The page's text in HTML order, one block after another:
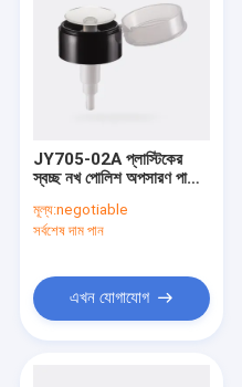
JY705-02A প্লাস্টিকের
স্বচ্ছ নখ পোলিশ অপসারণ পাম্প
ডোজ
মূল্য:negotiable
সর্বশেষ দাম পান
এখন যোগাযোগ